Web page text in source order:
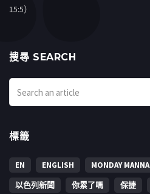
15:5）
搜㝷 SEARCH
標籤
EN ENGLISH MONDAY MANNA
以色列新聞
你累了嗎 保捷